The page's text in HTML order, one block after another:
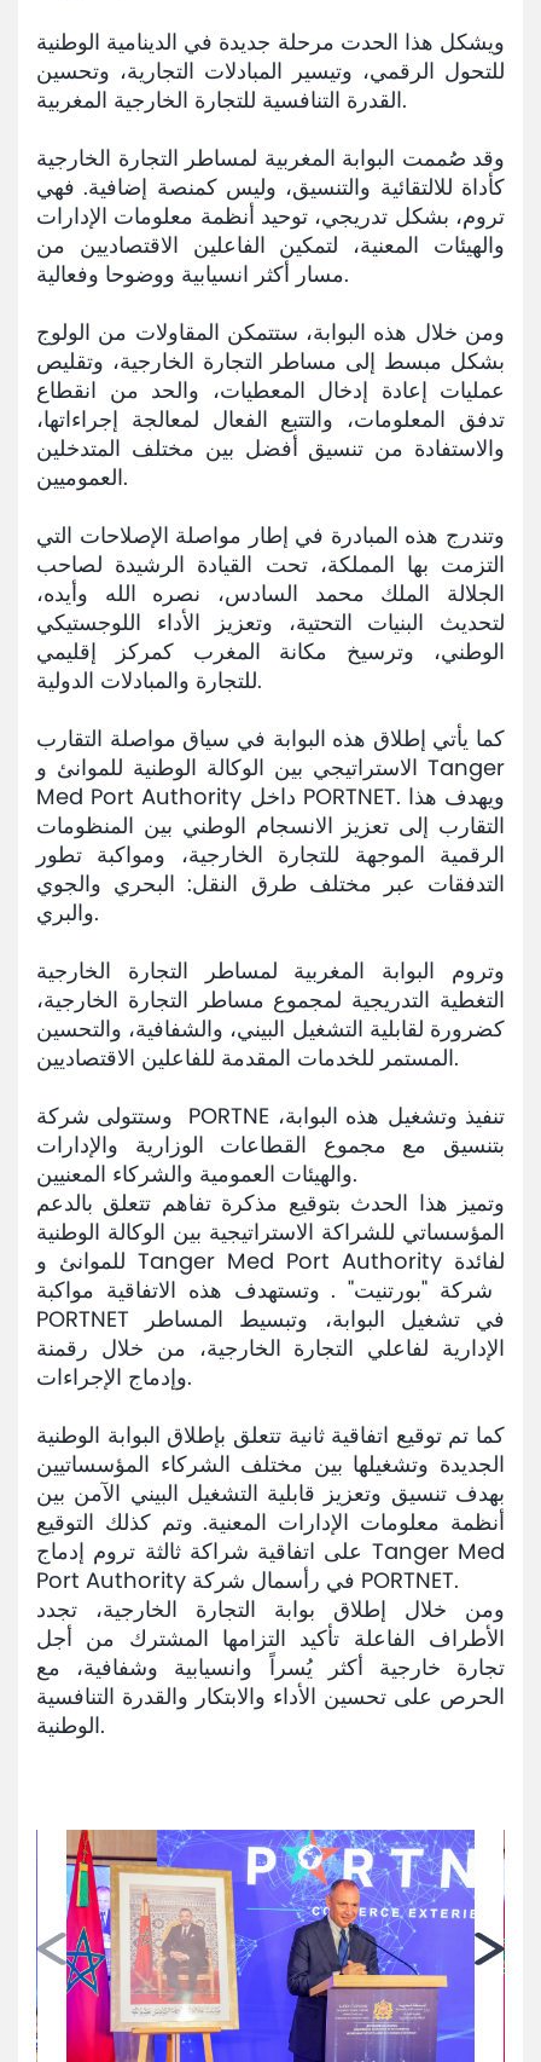
ويشكل هذا الحدت مرحلة جديدة في الدينامية الوطنية
للتحول الرقمي، وتيسير المبادلات التجارية، وتحسين
القدرة التنافسية للتجارة الخارجية المغربية.
وقد صُممت البوابة المغربية لمساطر التجارة الخارجية
كأداة للالتقائية والتنسيق، وليس كمنصة إضافية. فهي
تروم، بشكل تدريجي، توحيد أنظمة معلومات الإدارات
والهيئات المعنية، لتمكين الفاعلين الاقتصاديين من
مسار أكثر انسيابية ووضوحا وفعالية.
ومن خلال هذه البوابة، ستتمكن المقاولات من الولوج
بشكل مبسط إلى مساطر التجارة الخارجية، وتقليص
عمليات إعادة إدخال المعطيات، والحد من انقطاع
تدفق المعلومات، والتتبع الفعال لمعالجة إجراءاتها،
والاستفادة من تنسيق أفضل بين مختلف المتدخلين
العموميين.
وتندرج هذه المبادرة في إطار مواصلة الإصلاحات التي
التزمت بها المملكة، تحت القيادة الرشيدة لصاحب
الجلالة الملك محمد السادس، نصره الله وأيده،
لتحديث البنيات التحتية، وتعزيز الأداء اللوجستيكي
الوطني، وترسيخ مكانة المغرب كمركز إقليمي
للتجارة والمبادلات الدولية.
كما يأتي إطلاق هذه البوابة في سياق مواصلة التقارب
الاستراتيجي بين الوكالة الوطنية للموانئ و Tanger
Med Port Authority داخل PORTNET. ويهدف هذا
التقارب إلى تعزيز الانسجام الوطني بين المنظومات
الرقمية الموجهة للتجارة الخارجية، ومواكبة تطور
التدفقات عبر مختلف طرق النقل: البحري والجوي
والبري.
وتروم البوابة المغربية لمساطر التجارة الخارجية
التغطية التدريجية لمجموع مساطر التجارة الخارجية،
كضرورة لقابلية التشغيل البيني، والشفافية، والتحسين
المستمر للخدمات المقدمة للفاعلين الاقتصاديين.
وستتولى شركة PORTNE تنفيذ وتشغيل هذه البوابة،
بتنسيق مع مجموع القطاعات الوزارية والإدارات
والهيئات العمومية والشركاء المعنيين.
وتميز هذا الحدث بتوقيع مذكرة تفاهم تتعلق بالدعم
المؤسساتي للشراكة الاستراتيجية بين الوكالة الوطنية
للموانئ و Tanger Med Port Authority لفائدة
شركة "بورتنيت" . وتستهدف هذه الاتفاقية مواكبة
PORTNET في تشغيل البوابة، وتبسيط المساطر
الإدارية لفاعلي التجارة الخارجية، من خلال رقمنة
وإدماج الإجراءات.
كما تم توقيع اتفاقية ثانية تتعلق بإطلاق البوابة الوطنية
الجديدة وتشغيلها بين مختلف الشركاء المؤسساتيين
بهدف تنسيق وتعزيز قابلية التشغيل البيني الآمن بين
أنظمة معلومات الإدارات المعنية. وتم كذلك التوقيع
على اتفاقية شراكة ثالثة تروم إدماج Tanger Med
Port Authority في رأسمال شركة PORTNET.
ومن خلال إطلاق بوابة التجارة الخارجية، تجدد
الأطراف الفاعلة تأكيد التزامها المشترك من أجل
تجارة خارجية أكثر يُسراً وانسيابية وشفافية، مع
الحرص على تحسين الأداء والابتكار والقدرة التنافسية
الوطنية.